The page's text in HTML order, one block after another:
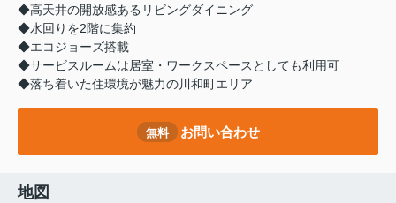
◆高天井の開放感あるリビングダイニング
◆水回りを2階に集約
◆エコジョーズ搭載
◆サービスルームは居室・ワークスペースとしても利用可
◆落ち着いた住環境が魅力の川和町エリア
無料 お問い合わせ
地図